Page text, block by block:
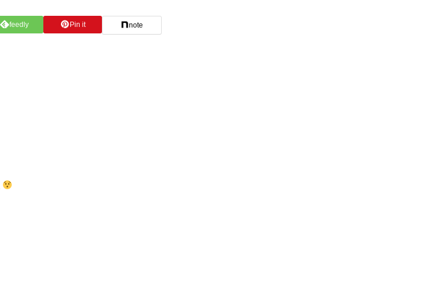
feedly Pin it note